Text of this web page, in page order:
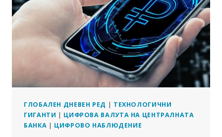
БРОЙ
ГЛОБАЛЕН ДНЕВЕН РЕД | ТЕХНОЛОГИЧНИ
ГИГАНТИ | ЦИФРОВА ВАЛУТА НА ЦЕНТРАЛНАТА
БАНКА | ЦИФРОВО НАБЛЮДЕНИЕ